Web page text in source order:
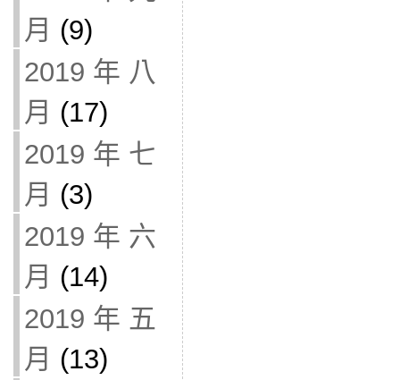
月 (9)
2019 年 八
月 (17)
2019 年 七
月 (3)
2019 年 六
月 (14)
2019 年 五
月 (13)